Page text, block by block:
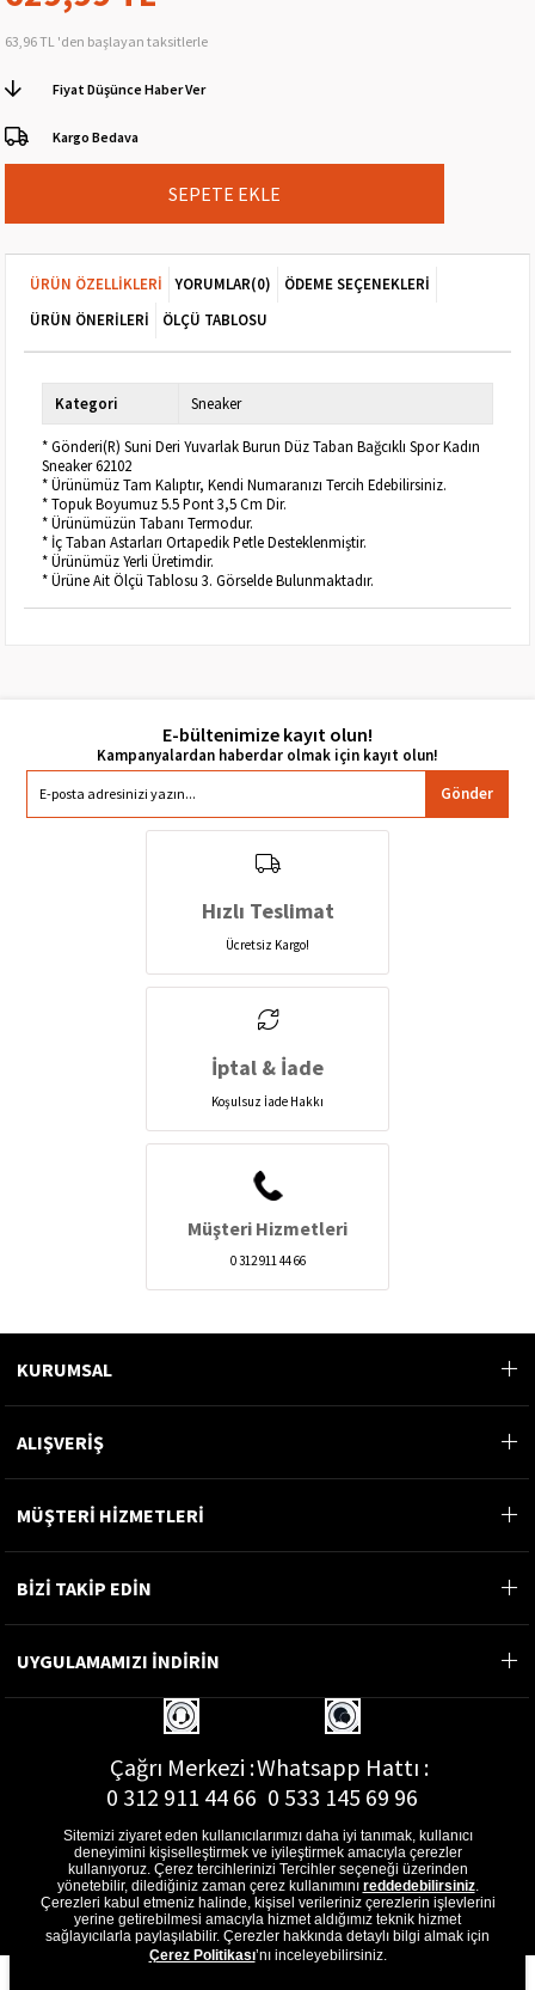
63,96 TL 'den başlayan taksitlerle
Fiyat Düşünce Haber Ver
Kargo Bedava
ÜRÜN ÖZELLIKLERI YORUMLAR(0)
ÖDEME SEÇENEKLERI
ÜRÜN ÖNERILERI
ÖLÇÜ TABLOSU
Kategori Sneaker
* Gönderi(R) Suni Deri Yuvarlak Burun Düz Taban Bağcıklı Spor Kadın
Sneaker 62102
* Ürünümüz Tam Kalıptır, Kendi Numaranızı Tercih Edebilirsiniz.
* Topuk Boyumuz 5.5 Pont 3,5 Cm Dir.
* Ürünümüzün Tabanı Termodur.
* İç Taban Astarları Ortapedik Petle Desteklenmiştir.
* Ürünümüz Yerli Üretimdir.
* Ürüne Ait Ölçü Tablosu 3. Görselde Bulunmaktadır.
E-bültenimize kayıt olun!
Gönder
Hızlı Teslimat
Ücretsiz Kargo!
İptal & İade
Koşulsuz İade Hakkı
Müşteri Hizmetleri
0 312 911 44 66
KURUMSAL
ALIŞVERİŞ
MÜŞTERİ HİZMETLERİ
BİZİ TAKİP EDİN
UYGULAMAMIZI İNDİRİN
Çağrı Merkezi :
0 312 911 44 66
Whatsapp Hattı :
0 533 145 69 96
E-Posta Adresi :
musterihizmetleri@gon.com.tr
Sitemizi ziyaret eden kullanıcılarımızı daha iyi tanımak, kullanıcı
deneyimini kişiselleştirmek ve iyileştirmek amacıyla çerezler
kullanıyoruz. Çerez tercihlerinizi Tercihler seçeneği üzerinden
yönetebilir, dilediğiniz zaman çerez kullanımını reddedebilirsiniz.
Çerezleri kabul etmeniz halinde, kişisel verileriniz çerezlerin işlevlerini
yerine getirebilmesi amacıyla hizmet aldığımız teknik hizmet
sağlayıcılarla paylaşılabilir. Çerezler hakkında detaylı bilgi almak için
Çerez Politikası’nı inceleyebilirsiniz.